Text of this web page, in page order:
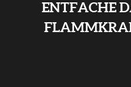
ENTFACHE